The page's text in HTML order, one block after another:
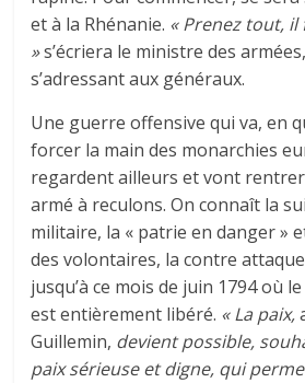
et à la Rhénanie. « Prenez tout, il
»s’écriera le ministre des
s’adressant aux généraux.
Une guerre offensive qui va, en
forcer la main des monarchies
regardent ailleurs et vont
armé à reculons. On connaît la
militaire, la « patrie en danger »
des volontaires, la contre
jusqu’à ce mois de juin 1794 où
est entièrement libéré. « La paix,
Guillemin, devient possible,
paix sérieuse et digne, qui